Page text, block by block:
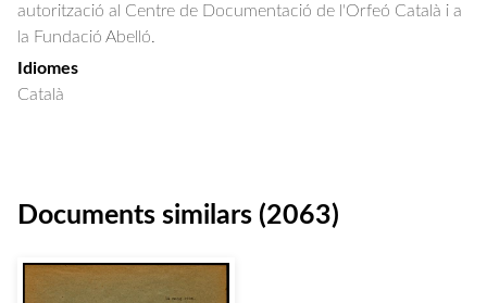
autorització al Centre de Documentació de l'Orfeó Català i a
la Fundació Abelló.
Idiomes
Català
Documents similars (2063)